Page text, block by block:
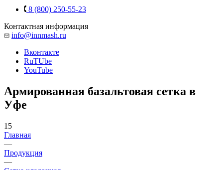
8 (800) 250-55-23
Контактная информация
info@innmash.ru
Вконтакте
RuTUbe
YouTube
Армированная базальтовая сетка в
Уфе
15
Главная
—
Продукция
—